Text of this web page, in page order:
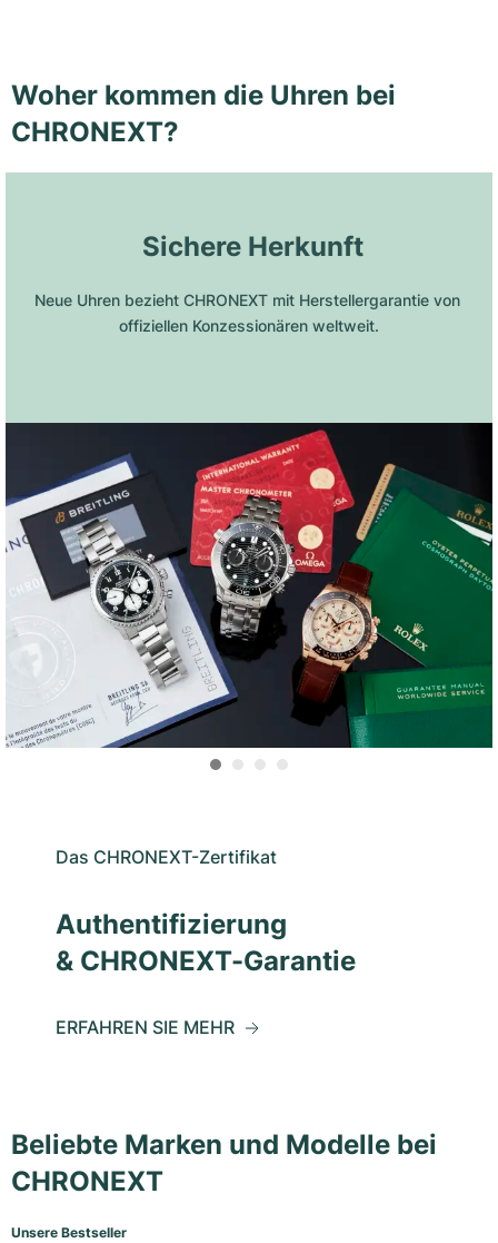
Woher kommen die Uhren bei
CHRONEXT?
Sichere Herkunft
Neue Uhren bezieht CHRONEXT mit Herstellergarantie von
offiziellen Konzessionären weltweit.
Das CHRONEXT-Zertifikat
Authentifizierung
& CHRONEXT-Garantie
ERFAHREN SIE MEHR
Beliebte Marken und Modelle bei
CHRONEXT
Unsere Bestseller